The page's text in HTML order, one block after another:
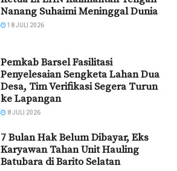
Nanang Suhaimi Meninggal Dunia
18 JULI 2026
Pemkab Barsel Fasilitasi
Penyelesaian Sengketa Lahan Dua
Desa, Tim Verifikasi Segera Turun
ke Lapangan
8 JULI 2026
7 Bulan Hak Belum Dibayar, Eks
Karyawan Tahan Unit Hauling
Batubara di Barito Selatan